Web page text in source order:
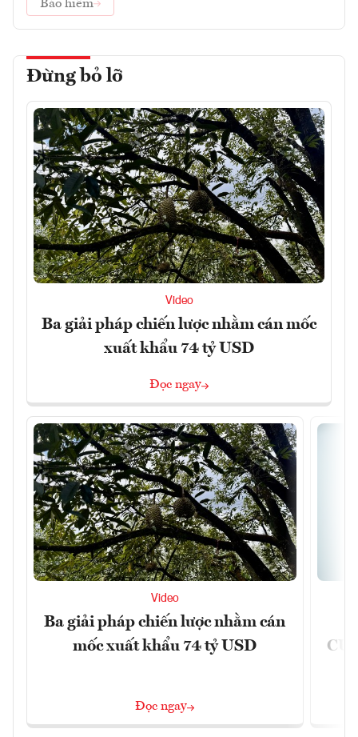
Bảo hiểm
Đừng bỏ lỡ
Video
Ba giải pháp chiến lược nhằm cán mốc
xuất khẩu 74 tỷ USD
Đọc ngay
Video
Ba giải pháp chiến lược nhằm cán
mốc xuất khẩu 74 tỷ USD
Đọc ngay